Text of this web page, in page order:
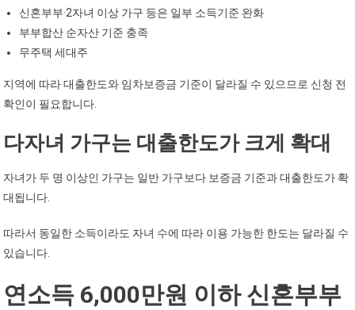
신혼부부·2자녀 이상 가구 등은 일부 소득기준 완화
부부합산 순자산 기준 충족
무주택 세대주
지역에 따라 대출한도와 임차보증금 기준이 달라질 수 있으므로 신청 전
확인이 필요합니다.
다자녀 가구는 대출한도가 크게 확대
자녀가 두 명 이상인 가구는 일반 가구보다 보증금 기준과 대출한도가 확
대됩니다.
따라서 동일한 소득이라도 자녀 수에 따라 이용 가능한 한도는 달라질 수
있습니다.
연소득 6,000만원 이하 신혼부부